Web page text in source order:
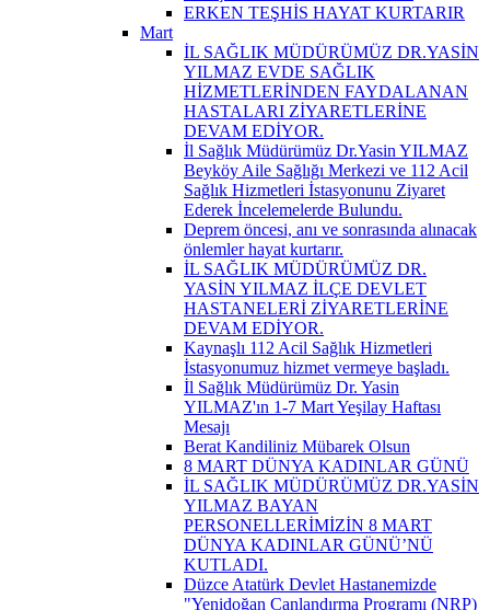
ERKEN TEŞHİS HAYAT KURTARIR
Mart
İL SAĞLIK MÜDÜRÜMÜZ DR.YASİN
YILMAZ EVDE SAĞLIK
HİZMETLERİNDEN FAYDALANAN
HASTALARI ZİYARETLERİNE
DEVAM EDİYOR.
İl Sağlık Müdürümüz Dr.Yasin YILMAZ
Beyköy Aile Sağlığı Merkezi ve 112 Acil
Sağlık Hizmetleri İstasyonunu Ziyaret
Ederek İncelemelerde Bulundu.
Deprem öncesi, anı ve sonrasında alınacak
önlemler hayat kurtarır.
İL SAĞLIK MÜDÜRÜMÜZ DR.
YASİN YILMAZ İLÇE DEVLET
HASTANELERİ ZİYARETLERİNE
DEVAM EDİYOR.
Kaynaşlı 112 Acil Sağlık Hizmetleri
İstasyonumuz hizmet vermeye başladı.
İl Sağlık Müdürümüz Dr. Yasin
YILMAZ'ın 1-7 Mart Yeşilay Haftası
Mesajı
Berat Kandiliniz Mübarek Olsun
8 MART DÜNYA KADINLAR GÜNÜ
İL SAĞLIK MÜDÜRÜMÜZ DR.YASİN
YILMAZ BAYAN
PERSONELLERİMİZİN 8 MART
DÜNYA KADINLAR GÜNÜ’NÜ
KUTLADI.
Düzce Atatürk Devlet Hastanemizde
"Yenidoğan Canlandırma Programı (NRP)